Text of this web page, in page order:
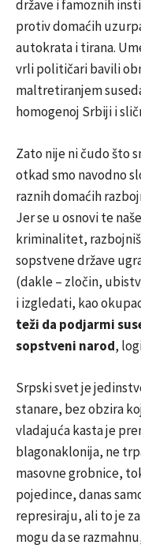
države i famoznih
protiv domaćih
autokrata i tirana.
vrli političari bavili
maltretiranjem
homogenoj Srbiji i
Zato nije ni čudo što
otkad smo navodno
raznih domaćih
Jer se u osnovi te
kriminalitet,
sopstvene države
(dakle – zločin,
i izgledati, kao
teži da podjarmi
sopstveni narod,
Srpski svet je
stanare, bez obzira
vladajuća kasta je
blagonaklonija, ne
masovne grobnice,
pojedince, danas
represiraju, ali to je
mogu da se